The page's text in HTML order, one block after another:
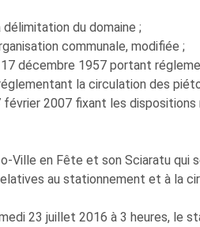
délimitation du domaine ;
communale, modifiée ;
17 décembre 1957 portant
la circulation des
février 2007 fixant les
Ville en Fête et son Sciaratu qui
au stationnement et à la
23 juillet 2016 à 3 heures, le